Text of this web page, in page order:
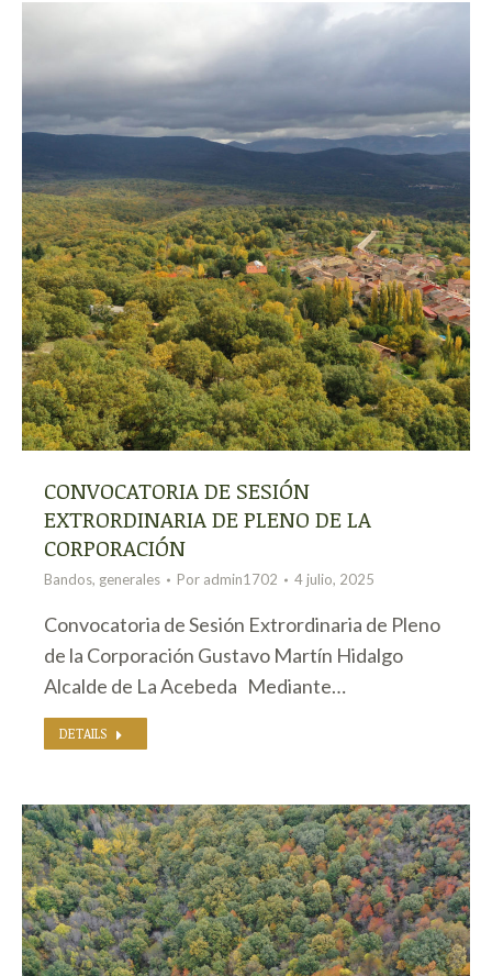
CONVOCATORIA DE SESIÓN
EXTRORDINARIA DE PLENO DE LA
CORPORACIÓN
Bandos, generales Por admin1702 4 julio, 2025
Convocatoria de Sesión Extrordinaria de Pleno
de la Corporación Gustavo Martín Hidalgo
Alcalde de La Acebeda Mediante…
DETAILS